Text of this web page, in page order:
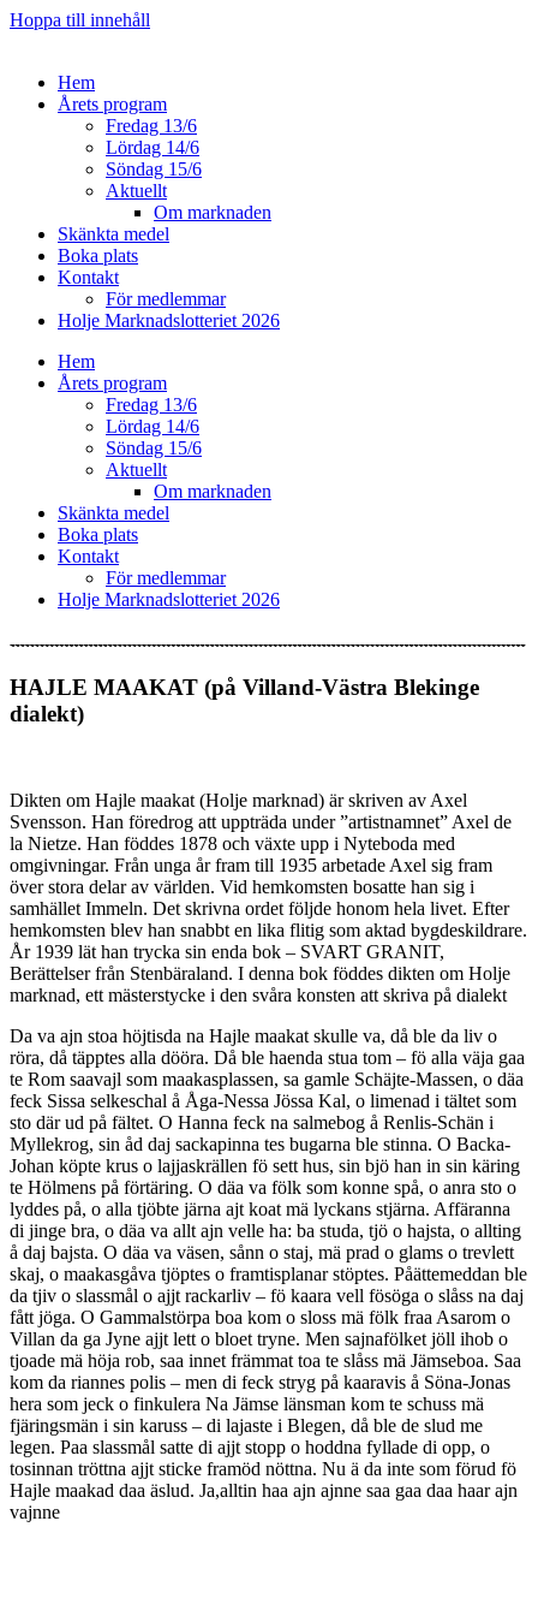
Hoppa till innehåll
Hem
Årets program
Fredag 13/6
Lördag 14/6
Söndag 15/6
Aktuellt
Om marknaden
Skänkta medel
Boka plats
Kontakt
För medlemmar
Holje Marknadslotteriet 2026
Hem
Årets program
Fredag 13/6
Lördag 14/6
Söndag 15/6
Aktuellt
Om marknaden
Skänkta medel
Boka plats
Kontakt
För medlemmar
Holje Marknadslotteriet 2026
HAJLE MAAKAT (på Villand-Västra Blekinge
dialekt)
Dikten om Hajle maakat (Holje marknad) är skriven av Axel
Svensson. Han föredrog att uppträda under ”artistnamnet” Axel de
la Nietze. Han föddes 1878 och växte upp i Nyteboda med
omgivningar. Från unga år fram till 1935 arbetade Axel sig fram
över stora delar av världen. Vid hemkomsten bosatte han sig i
samhället Immeln. Det skrivna ordet följde honom hela livet. Efter
hemkomsten blev han snabbt en lika flitig som aktad bygdeskildrare.
År 1939 lät han trycka sin enda bok – SVART GRANIT,
Berättelser från Stenbäraland. I denna bok föddes dikten om Holje
marknad, ett mästerstycke i den svåra konsten att skriva på dialekt
Da va ajn stoa höjtisda na Hajle maakat skulle va, då ble da liv o
röra, då täpptes alla dööra. Då ble haenda stua tom – fö alla väja gaa
te Rom saavajl som maakasplassen, sa gamle Schäjte-Massen, o däa
feck Sissa selkeschal å Åga-Nessa Jössa Kal, o limenad i tältet som
sto där ud på fältet. O Hanna feck na salmebog å Renlis-Schän i
Myllekrog, sin åd daj sackapinna tes bugarna ble stinna. O Backa-
Johan köpte krus o lajjaskrällen fö sett hus, sin bjö han in sin käring
te Hölmens på förtäring. O däa va fölk som konne spå, o anra sto o
lyddes på, o alla tjöbte järna ajt koat mä lyckans stjärna. Affäranna
di jinge bra, o däa va allt ajn velle ha: ba studa, tjö o hajsta, o allting
å daj bajsta. O däa va väsen, sånn o staj, mä prad o glams o trevlett
skaj, o maakasgåva tjöptes o framtisplanar stöptes. Påättemeddan ble
da tjiv o slassmål o ajjt rackarliv – fö kaara vell fösöga o slåss na daj
fått jöga. O Gammalstörpa boa kom o sloss mä fölk fraa Asarom o
Villan da ga Jyne ajjt lett o bloet tryne. Men sajnafölket jöll ihob o
tjoade mä höja rob, saa innet främmat toa te slåss mä Jämseboa. Saa
kom da riannes polis – men di feck stryg på kaaravis å Söna-Jonas
hera som jeck o finkulera Na Jämse länsman kom te schuss mä
fjäringsmän i sin karuss – di lajaste i Blegen, då ble de slud me
legen. Paa slassmål satte di ajjt stopp o hoddna fyllade di opp, o
tosinnan tröttna ajjt sticke framöd nöttna. Nu ä da inte som förud fö
Hajle maakad daa äslud. Ja,alltin haa ajn ajnne saa gaa daa haar ajn
vajnne